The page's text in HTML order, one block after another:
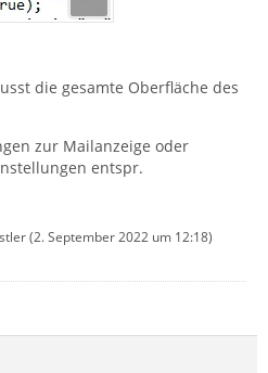
die gesamte Oberfläche des
zur Mailanzeige oder
entspr.
(2. September 2022 um 12:18)